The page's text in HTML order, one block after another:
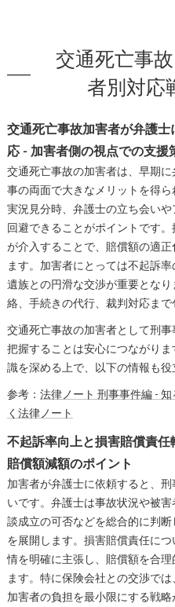
交通死亡事
者別対応
交通死亡事故加害者が弁護
応 - 加害者側の視点での支援
交通死亡事故の加害者は、早期
事の両面で大きなメリットを得
実況見分時、弁護士の立ち会い
回避できることがポイントです
が介入することで、賠償額の適
ます。加害者にとっては不起訴
遺族との円滑な交渉が重要とな
絡、手続きの代行、裁判対応まで
交通死亡事故の加害者として刑
把握することは安心につながり
識を深める上で、以下の情報も役
参考： 法律ノート 刑事事件編 -
く法律ノート
不起訴率向上と損害賠償責
賠償額減額のポイント
加害者が弁護士に依頼すると、
いです。弁護士は事故状況や被
談成立の可否などを総合的に判
を展開します。損害賠償責任に
情を明確に主張し、賠償額を合
ます。特に保険会社との交渉で
加害者の負担を最小限にする戦略